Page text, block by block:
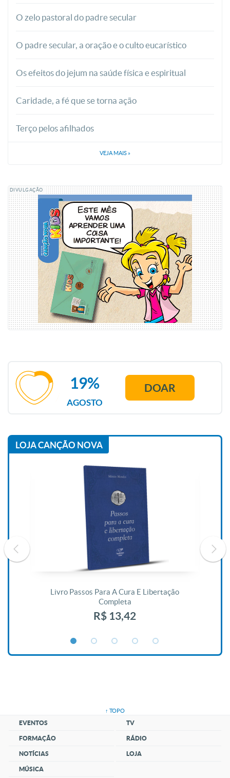
O zelo pastoral do padre secular
O padre secular, a oração e o culto eucarístico
Os efeitos do jejum na saúde física e espiritual
Caridade, a fé que se torna ação
Terço pelos afilhados
VEJA MAIS »
DIVULGAÇÃO
AGOSTO
19% DOAR
LOJA CANÇÃO NOVA
Livro Passos Para A Cura E Libertação
Completa
R$ 13,42
↑ TOPO
EVENTOS
FORMAÇÃO
NOTÍCIAS
MÚSICA
TV
RÁDIO
LOJA